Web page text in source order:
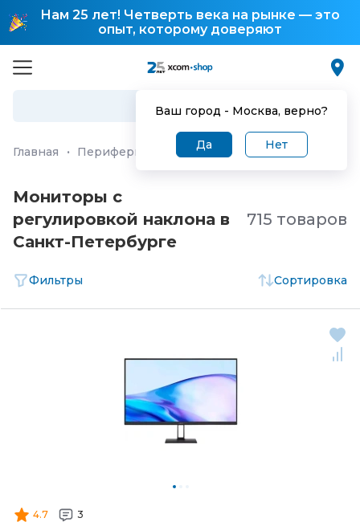
Нам 25 лет! Четверть века на рынке — это
опыт, которому доверяют
Ваш город - Москва, верно?
Да Нет
Главная · Периферия и аксессуары Мониторы
Мониторы с
регулировкой наклона в
Санкт-Петербургe
715 товаров
Фильтры Сортировка
4.7 3